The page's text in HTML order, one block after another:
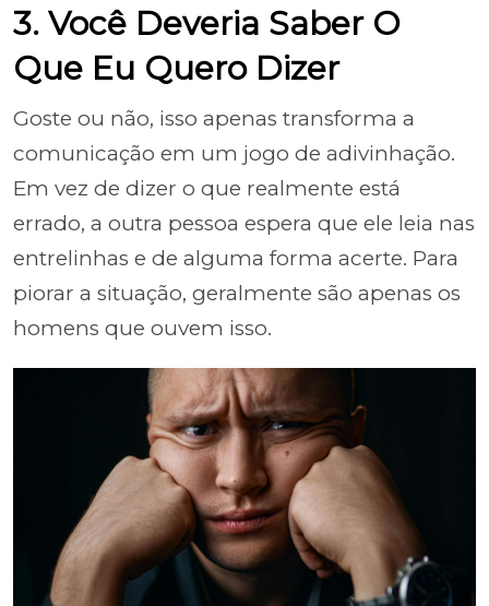
3. Você Deveria Saber O
Que Eu Quero Dizer
Goste ou não, isso apenas transforma a
comunicação em um jogo de adivinhação.
Em vez de dizer o que realmente está
errado, a outra pessoa espera que ele leia nas
entrelinhas e de alguma forma acerte. Para
piorar a situação, geralmente são apenas os
homens que ouvem isso.